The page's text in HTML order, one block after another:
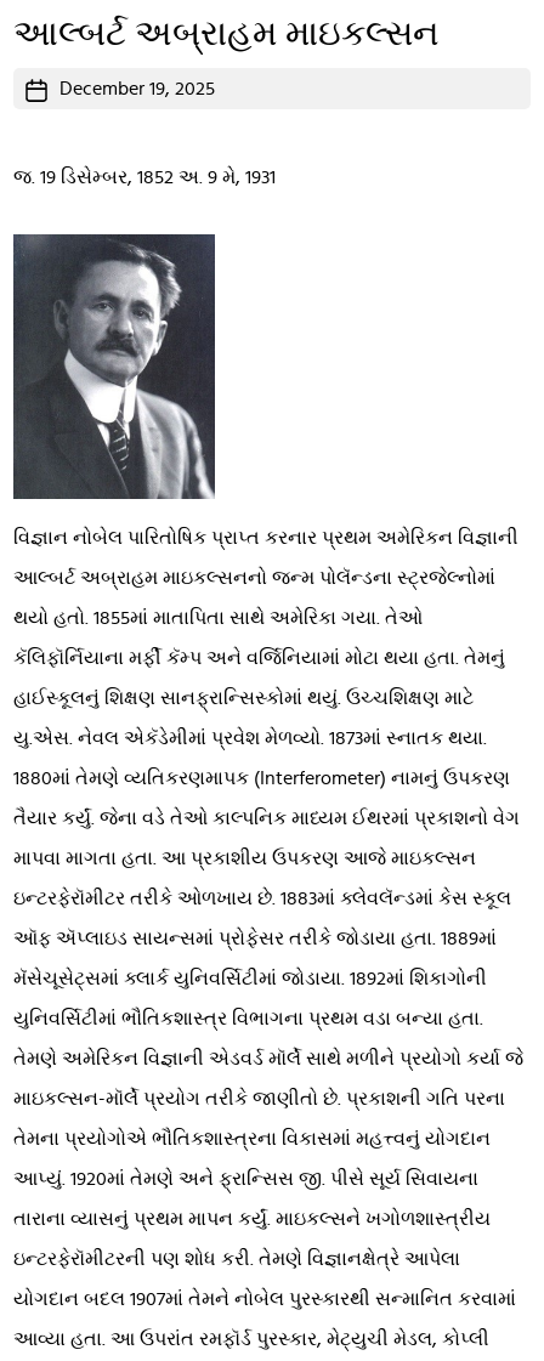
આલ્બર્ટ અબ્રાહમ માઇકલ્સન
PostDecember 19, 2025
જ. 19 ડિસેમ્બર, 1852 અ. 9 મે, 1931
વિજ્ઞાન નોબેલ પારિતોષિક પ્રાપ્ત કરનાર પ્રથમ અમેરિકન વિજ્ઞાની
આલ્બર્ટ અબ્રાહમ માઇકલ્સનનો જન્મ પોલૅન્ડના સ્ટ્રજેલ્નોમાં
થયો હતો. 1855માં માતાપિતા સાથે અમેરિકા ગયા. તેઓ
કૅલિફૉર્નિયાના મર્ફી કૅમ્પ અને વર્જિનિયામાં મોટા થયા હતા. તેમનું
હાઈસ્કૂલનું શિક્ષણ સાનફ્રાન્સિસ્કોમાં થયું. ઉચ્ચશિક્ષણ માટે
યુ.એસ. નેવલ એકૅડેમીમાં પ્રવેશ મેળવ્યો. 1873માં સ્નાતક થયા.
1880માં તેમણે વ્યતિકરણમાપક (Interferometer) નામનું ઉપકરણ
તૈયાર કર્યું. જેના વડે તેઓ કાલ્પનિક માધ્યમ ઈથરમાં પ્રકાશનો વેગ
માપવા માગતા હતા. આ પ્રકાશીય ઉપકરણ આજે માઇકલ્સન
ઇન્ટરફેરૉમીટર તરીકે ઓળખાય છે. 1883માં ક્લેવલૅન્ડમાં કેસ સ્કૂલ
ઑફ ઍપ્લાઇડ સાયન્સમાં પ્રોફેસર તરીકે જોડાયા હતા. 1889માં
મૅસેચૂસેટ્સમાં ક્લાર્ક યુનિવર્સિટીમાં જોડાયા. 1892માં શિકાગોની
યુનિવર્સિટીમાં ભૌતિકશાસ્ત્ર વિભાગના પ્રથમ વડા બન્યા હતા.
તેમણે અમેરિકન વિજ્ઞાની એડવર્ડ મૉર્લે સાથે મળીને પ્રયોગો કર્યા જે
માઇકલ્સન-મૉર્લે પ્રયોગ તરીકે જાણીતો છે. પ્રકાશની ગતિ પરના
તેમના પ્રયોગોએ ભૌતિકશાસ્ત્રના વિકાસમાં મહત્ત્વનું યોગદાન
આપ્યું. 1920માં તેમણે અને ફ્રાન્સિસ જી. પીસે સૂર્ય સિવાયના
તારાના વ્યાસનું પ્રથમ માપન કર્યું. માઇકલ્સને ખગોળશાસ્ત્રીય
ઇન્ટરફેરૉમીટરની પણ શોધ કરી. તેમણે વિજ્ઞાનક્ષેત્રે આપેલા
યોગદાન બદલ 1907માં તેમને નોબેલ પુરસ્કારથી સન્માનિત કરવામાં
આવ્યા હતા. આ ઉપરાંત રમફૉર્ડ પુરસ્કાર, મેટ્યુચી મેડલ, કોપ્લી